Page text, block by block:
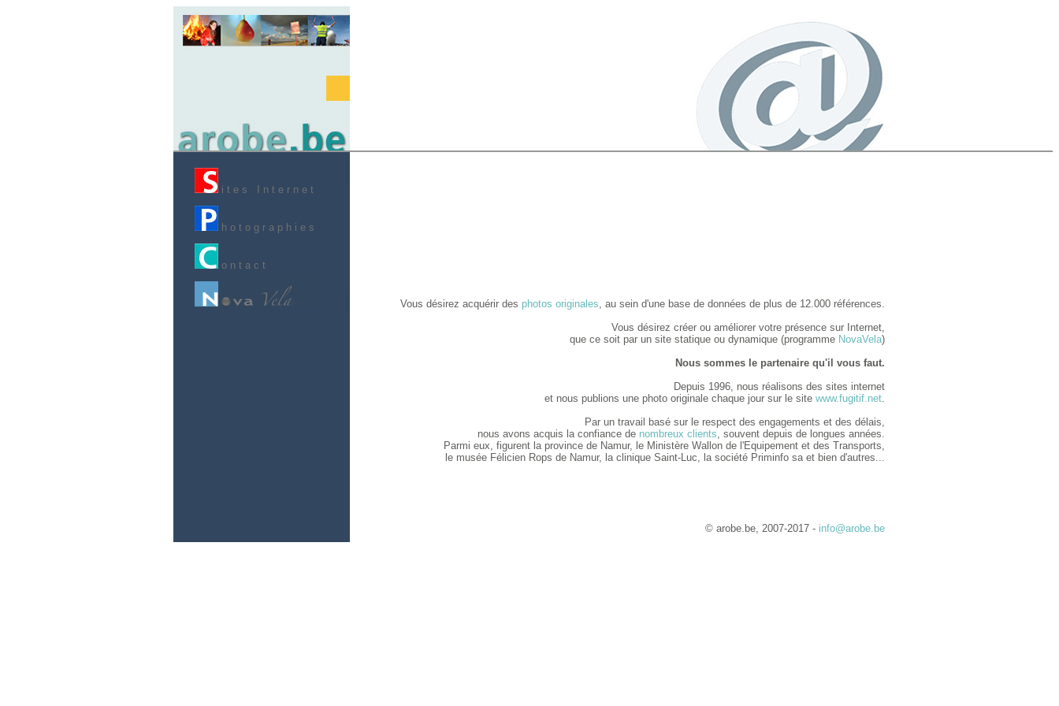
i t e s I n t e r n e t
h o t o g r a p h i e s
o n t a c t
Vous désirez acquérir des photos originales , au sein d'une base de données de plus de 12.000 références.
Vous désirez créer ou améliorer votre présence sur Internet,
que ce soit par un site statique ou dynamique (programme NovaVela)
Nous sommes le partenaire qu'il vous faut.
Depuis 1996, nous réalisons des sites internet
et nous publions une photo originale chaque jour sur le site www.fugitif.net
Par un travail basé sur le respect des engagements et des délais,
nous avons acquis la confiance de nombreux clients , souvent depuis de longues années.
Parmi eux, figurent la province de Namur, le Ministère Wallon de l'Equipement et des Transports,
le musée Félicien Rops de Namur, la clinique Saint-Luc, la société Priminfo sa et bien d'autres...
© arobe.be, 2007-2017 - info@arobe.be